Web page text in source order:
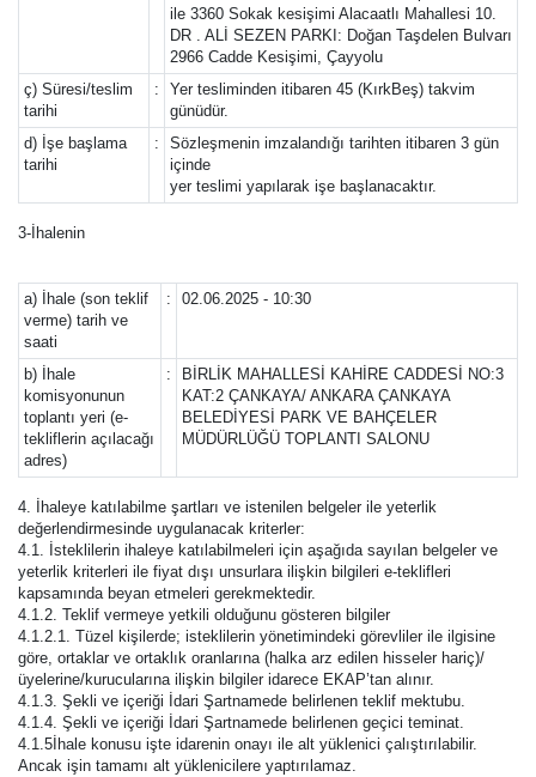
ile 3360 Sokak kesişimi Alacaatlı Mahallesi 10.
DR . ALİ SEZEN PARKI: Doğan Taşdelen Bulvarı
2966 Cadde Kesişimi, Çayyolu
ç) Süresi/teslim
tarihi
:
Yer tesliminden itibaren 45 (KırkBeş) takvim
günüdür.
d) İşe başlama
tarihi
:
Sözleşmenin imzalandığı tarihten itibaren 3 gün
içinde
yer teslimi yapılarak işe başlanacaktır.
3-İhalenin
a) İhale (son teklif
verme) tarih ve
saati
: 02.06.2025 - 10:30
b) İhale
komisyonunun
toplantı yeri (e-
tekliflerin açılacağı
adres)
:
BİRLİK MAHALLESİ KAHİRE CADDESİ NO:3
KAT:2 ÇANKAYA/ ANKARA ÇANKAYA
BELEDİYESİ PARK VE BAHÇELER
MÜDÜRLÜĞÜ TOPLANTI SALONU
4. İhaleye katılabilme şartları ve istenilen belgeler ile yeterlik
değerlendirmesinde uygulanacak kriterler:
4.1. İsteklilerin ihaleye katılabilmeleri için aşağıda sayılan belgeler ve
yeterlik kriterleri ile fiyat dışı unsurlara ilişkin bilgileri e-teklifleri
kapsamında beyan etmeleri gerekmektedir.
4.1.2. Teklif vermeye yetkili olduğunu gösteren bilgiler
4.1.2.1. Tüzel kişilerde; isteklilerin yönetimindeki görevliler ile ilgisine
göre, ortaklar ve ortaklık oranlarına (halka arz edilen hisseler hariç)/
üyelerine/kurucularına ilişkin bilgiler idarece EKAP’tan alınır.
4.1.3. Şekli ve içeriği İdari Şartnamede belirlenen teklif mektubu.
4.1.4. Şekli ve içeriği İdari Şartnamede belirlenen geçici teminat.
4.1.5İhale konusu işte idarenin onayı ile alt yüklenici çalıştırılabilir.
Ancak işin tamamı alt yüklenicilere yaptırılamaz.